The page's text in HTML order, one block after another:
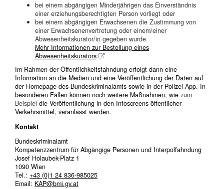
bei einem abgängigen Minderjährigen das Einverständnis
einer erziehungsberechtigten Person vorliegt oder
bei einem abgängigen Erwachsenen die Zustimmung von
einer Erwachsenenvertretung oder einem/einer
Abwesenheitskurator/in gegeben wurde.
Mehr Informationen zur Bestellung eines
Abwesenheitskurators
Im Rahmen der Öffentlichkeitsfahndung erfolgt dann eine
Information an die Medien und eine Veröffentlichung der Daten auf
der Homepage des Bundeskriminalamts sowie in der Polizei-App. In
besonderen Fällen können noch weitere Maßnahmen, wie zum
Beispiel die Veröffentlichung in den Infoscreens öffentlicher
Verkehrsmittel, veranlasst werden.
Kontakt
Bundeskriminalamt
Kompetenzzentrum für Abgängige Personen und Interpolfahndung
Josef Holaubek-Platz 1
1090 Wien
Tel.: +43 (0)1 24 836-985025
Email: KAP@bmi.gv.at